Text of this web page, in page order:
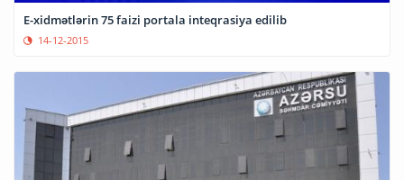
E-xidmətlərin 75 faizi portala inteqrasiya edilib
14-12-2015